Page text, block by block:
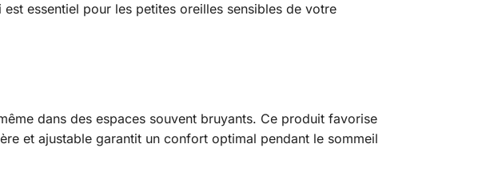
essentiel pour les petites oreilles sensibles de votre
dans des espaces souvent bruyants. Ce produit favorise
et ajustable garantit un confort optimal pendant le sommeil